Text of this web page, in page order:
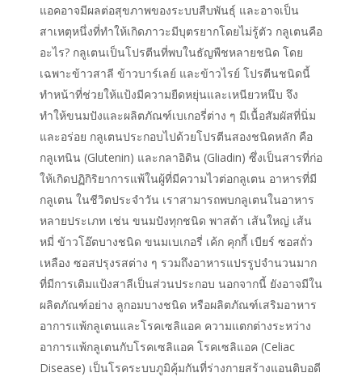
แอคอาจมีผลต่อสุขภาพของระบบสืบพันธุ์ และอาจเป็น
สาเหตุหนึ่งที่ทำให้เกิดภาวะมีบุตรยากโดยไม่รู้ตัว กลูเตนคือ
อะไร? กลูเตนเป็นโปรตีนที่พบในธัญพืชหลายชนิด โดย
เฉพาะข้าวสาลี ข้าวบาร์เลย์ และข้าวไรย์ โปรตีนชนิดนี้
ทำหน้าที่ช่วยให้แป้งมีความยืดหยุ่นและเหนียวหนึบ จึง
ทำให้ขนมปังและผลิตภัณฑ์เบเกอรี่ต่าง ๆ มีเนื้อสัมผัสที่นิ่ม
และอร่อย กลูเตนประกอบไปด้วยโปรตีนสองชนิดหลัก คือ
กลูเทนิน (Glutenin) และกลาอิดิน (Gliadin) ซึ่งเป็นสารที่ก่อ
ให้เกิดปฏิกิริยาการแพ้ในผู้ที่มีความไวต่อกลูเตน อาหารที่มี
กลูเตน ในชีวิตประจำวัน เราสามารถพบกลูเตนในอาหาร
หลายประเภท เช่น ขนมปังทุกชนิด พาสต้า เส้นใหญ่ เส้น
หมี่ ข้าวโอ๊ตบางชนิด ขนมเบเกอรี่ เค้ก คุกกี้ เบียร์ ซอสถั่ว
เหลือง ซอสปรุงรสต่าง ๆ รวมถึงอาหารแปรรูปจำนวนมาก
ที่มีการเติมแป้งสาลีเป็นส่วนประกอบ นอกจากนี้ ยังอาจมีใน
ผลิตภัณฑ์อย่าง ลูกอมบางชนิด หรือผลิตภัณฑ์เสริมอาหาร
อาการแพ้กลูเตนและโรคเซลิแอค ความแตกต่างระหว่าง
อาการแพ้กลูเตนกับโรคเซลิแอค โรคเซลิแอค (Celiac
Disease) เป็นโรคระบบภูมิคุ้มกันที่ร่างกายสร้างแอนติบอดี